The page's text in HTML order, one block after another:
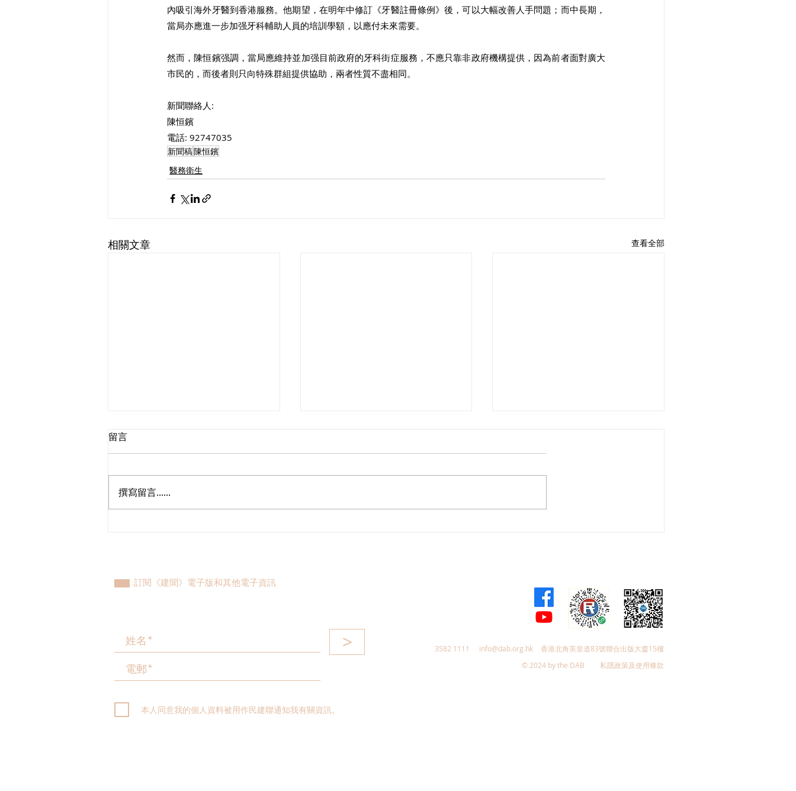
內吸引海外牙醫到香港服務。他期望，在明年中修訂《牙醫註冊條例》後，可以大幅改善人手問題；而中長期，
當局亦應進一步加强牙科輔助人員的培訓學額，以應付未來需要。
然而，陳恒鑌强調，當局應維持並加强目前政府的牙科街症服務，不應只靠非政府機構提供，因為前者面對廣大
市民的，而後者則只向特殊群組提供協助，兩者性質不盡相同。
新聞聯絡人:
陳恒鑌
電話: 92747035
新聞稿陳恒鑌
醫務衛生
相關文章 查看全部
留言
撰寫留言......
訂閱《建聞》電子版和其他電子資訊
>
本人同意我的個人資料被用作民建聯通知我有關資訊。
3582 1111 info@dab.org.hk
香港北角英皇道83號聯合出版大廈15樓
© 2024 by the DAB
私隱政策及使用條款